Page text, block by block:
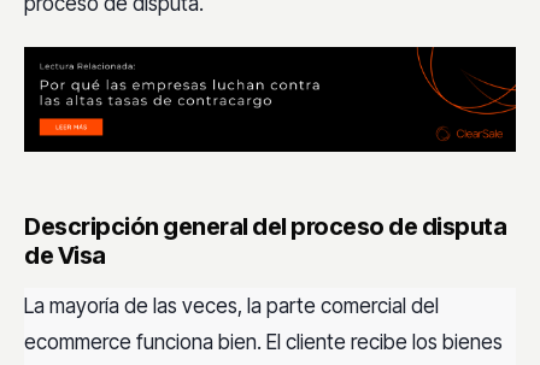
Descripción general del proceso de disputa
de Visa
La mayoría de las veces, la parte comercial del
ecommerce funciona bien. El cliente recibe los bienes